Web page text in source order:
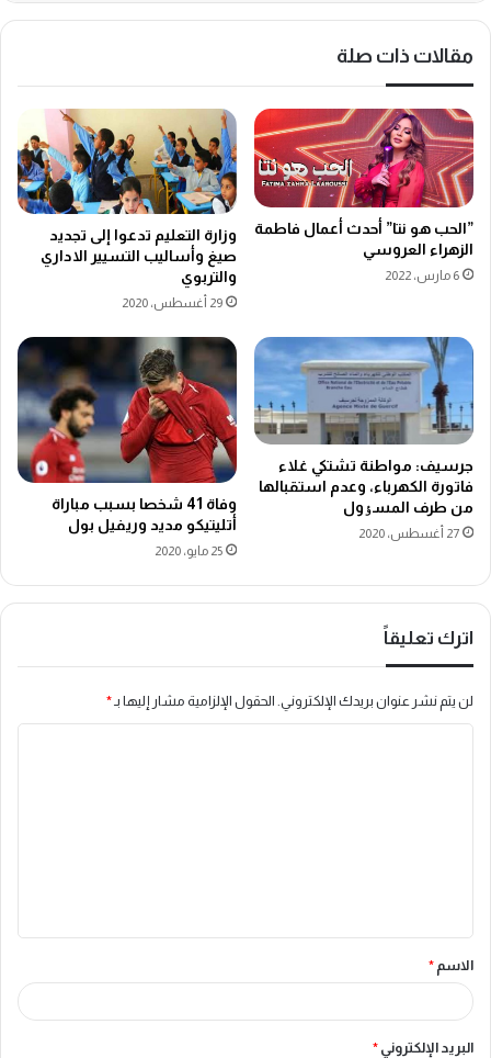
مقالات ذات صلة
”الحب هو نتا” أحدث أعمال فاطمة
الزهراء العروسي
6 مارس، 2022
وزارة التعليم تدعوا إلى تجديد
صيغ وأساليب التسيير الاداري
والتربوي
29 أغسطس، 2020
جرسيف: مواطنة تشتکي غلاء
فاتورة الکهرباء، وعدم استقبالها
من طرف المسٶول
27 أغسطس، 2020
وفاة 41 شخصا بسبب مباراة
أتليتيكو مديد وريفيل بول
25 مايو، 2020
اترك تعليقاً
لن يتم نشر عنوان بريدك الإلكتروني. الحقول الإلزامية مشار إليها بـ*
ق
*
الاسم *
البريد الإلكتروني *